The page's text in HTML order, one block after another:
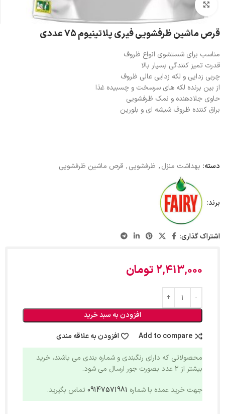
بزرگنمایی تصویر
قرص ماشین ظرفشویی فیری پلاتینیوم 75 عددی
مناسب برای شستشوی انواع ظروف
قدرت تمیز کنندگی بسیار بالا
چربی زدایی و لکه زدایی عالی ظروف
از بین برنده لکه های سرسخت و چسبیده غذا
حاوی جلادهنده و نمک ظرفشویی
براق کننده ظروف شیشه ای و بلورین
دسته: بهداشت منزل, ظرفشویی, قرص ماشین ظرفشویی
برند:
اشتراک گذاری:
2,413,000 تومان
افزودن به سبد خرید
Add to compare
افزودن به علاقه مندی
محصولاتی که دارای رنگبندی و شماره بندی می باشند، خرید
بیشتر از 2 عدد بصورت جور ارسال می شود.
جهت خرید عمده با شماره 09147571981 تماس بگیرید.